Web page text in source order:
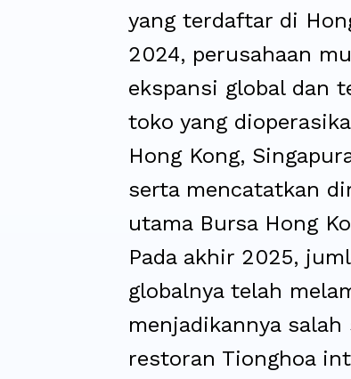
yang terdaftar di
2024, perusahaan
ekspansi global dan
toko yang
Hong Kong,
serta mencatatkan
utama Bursa Hong
Pada akhir 2025,
globalnya telah
menjadikannya
restoran Tionghoa